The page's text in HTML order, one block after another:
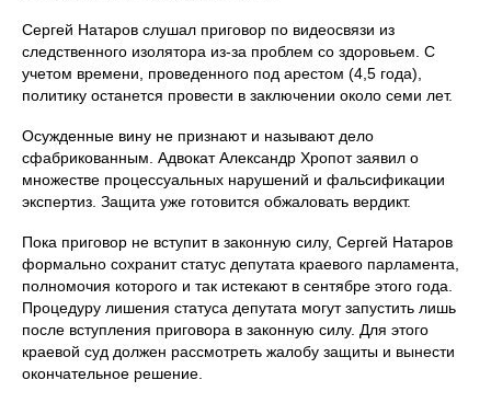
Сергей Натаров слушал приговор по видеосвязи из
следственного изолятора из-за проблем со здоровьем. С
учетом времени, проведенного под арестом (4,5 года),
политику останется провести в заключении около семи лет.
Осужденные вину не признают и называют дело
сфабрикованным. Адвокат Александр Хропот заявил о
множестве процессуальных нарушений и фальсификации
экспертиз. Защита уже готовится обжаловать вердикт.
Пока приговор не вступит в законную силу, Сергей Натаров
формально сохранит статус депутата краевого парламента,
полномочия которого и так истекают в сентябре этого года.
Процедуру лишения статуса депутата могут запустить лишь
после вступления приговора в законную силу. Для этого
краевой суд должен рассмотреть жалобу защиты и вынести
окончательное решение.